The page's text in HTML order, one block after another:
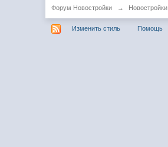
Форум Новостройки → Новостройки
Изменить стиль Помощь